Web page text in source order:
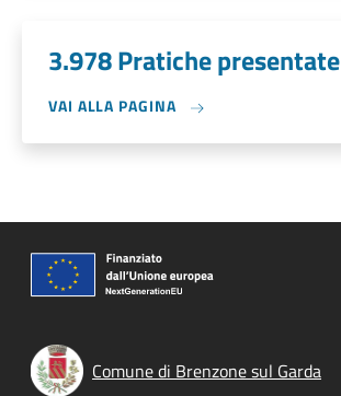
3.978 Pratiche presentate
VAI ALLA PAGINA
Comune di Brenzone sul Garda